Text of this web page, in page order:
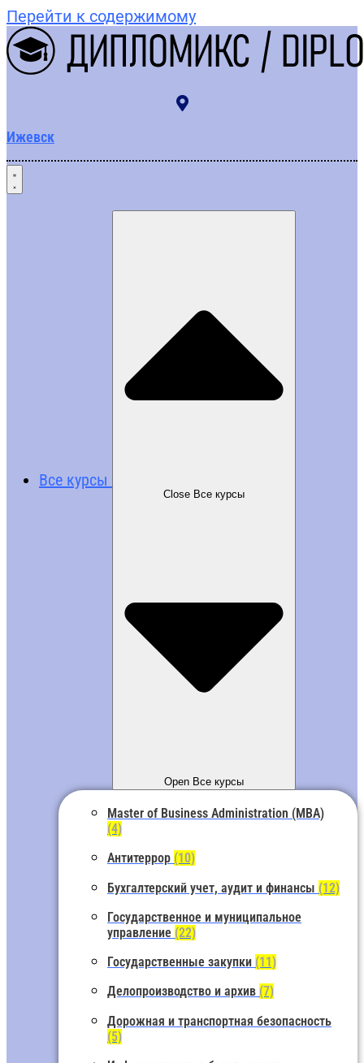
Перейти к содержимому
Ижевск
Все курсы
Close Все курсы
Open Все курсы
Master of Business Administration (MBA)
(4)
Антитеррор (10)
Бухгалтерский учет, аудит и финансы (12)
Государственное и муниципальное
управление (22)
Государственные закупки (11)
Делопроизводство и архив (7)
Дорожная и транспортная безопасность
(5)